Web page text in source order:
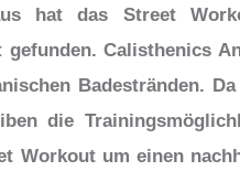
hat das Street
Calisthenics
Badestränden.
die
Workout um einen